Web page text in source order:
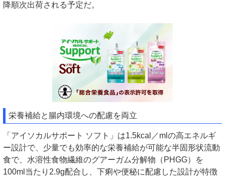
降順次出荷される予定だ。
栄養補給と腸内環境への配慮を両立
「アイソカルサポート ソフト」は1.5kcal／mlの高エネルギ
ー設計で、少量でも効率的な栄養補給が可能な半固形状流動
食で、水溶性食物繊維のグアーガム分解物（PHGG）を
100ml当たり2.9g配合し、下痢や便秘に配慮した設計が特徴